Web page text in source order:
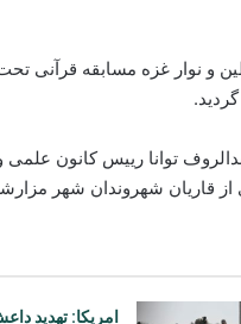
و نوار غزه مسابقه قرآنی
توانا رییس کانون علمی
قاریان شهروندان شهر
امریکا: تهدید